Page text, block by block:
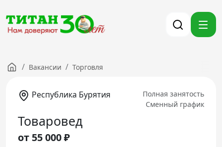
Партнерам
Вакансии
Новости
/ Вакансии / Торговля
Республика Бурятия
Полная занятость
Сменный график
Товаровед
от 55 000 ₽